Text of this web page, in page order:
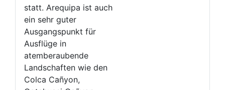
statt. Arequipa ist auch
ein sehr guter
Ausgangspunkt für
Ausflüge in
atemberaubende
Landschaften wie den
Colca Cañyon,